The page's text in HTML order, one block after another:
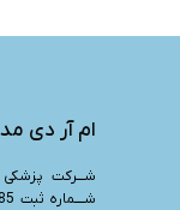
ام آر دی مد
شـــرکت